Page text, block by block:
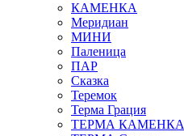
КАМЕНКА
Меридиан
МИНИ
Паленица
ПАР
Сказка
Теремок
Терма Грация
ТЕРМА КАМЕНКА